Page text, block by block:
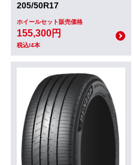
205/50R17
ホイールセット販売価格
155,300円
税込/4本